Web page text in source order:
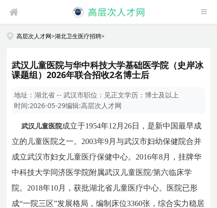
高层次人才网>湖北卫生医疗招聘>
武汉儿童医院与华中科技大学基础医学院（史岸冰
课题组）2026年联合招收2名博士后
地址：湖北省 -- 武汉市职位： 见正文学历：博士及以上
时间:2026-05-29编辑:高层次人才网
武汉儿童医院成立于1954年12 月 26日，是新中国最早成
立的儿童医院之一。 2003年9月与武汉市妇幼保健院合并
成立武汉市妇女儿童医疗保健中心。 2016年8月，挂牌华
中科技大学同济医学院附属武汉儿童医院/第六临床学
院。 2018年10月，获批湖北省儿童医疗中心。医院已形
成“一院三区”发展格局，编制床位3360张 ，综合实力稳居